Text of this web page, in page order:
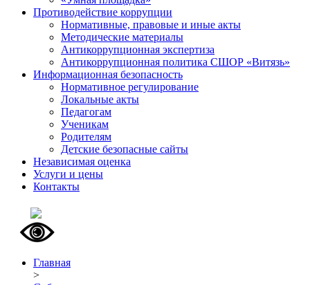
Противодействие коррупции
Нормативные, правовые и иные акты
Методические материалы
Антикоррупционная экспертиза
Антикоррупционная политика СШОР «Витязь»
Информационная безопасность
Нормативное регулирование
Локальные акты
Педагогам
Ученикам
Родителям
Детские безопасные сайты
Независимая оценка
Услуги и цены
Контакты
Главная
>